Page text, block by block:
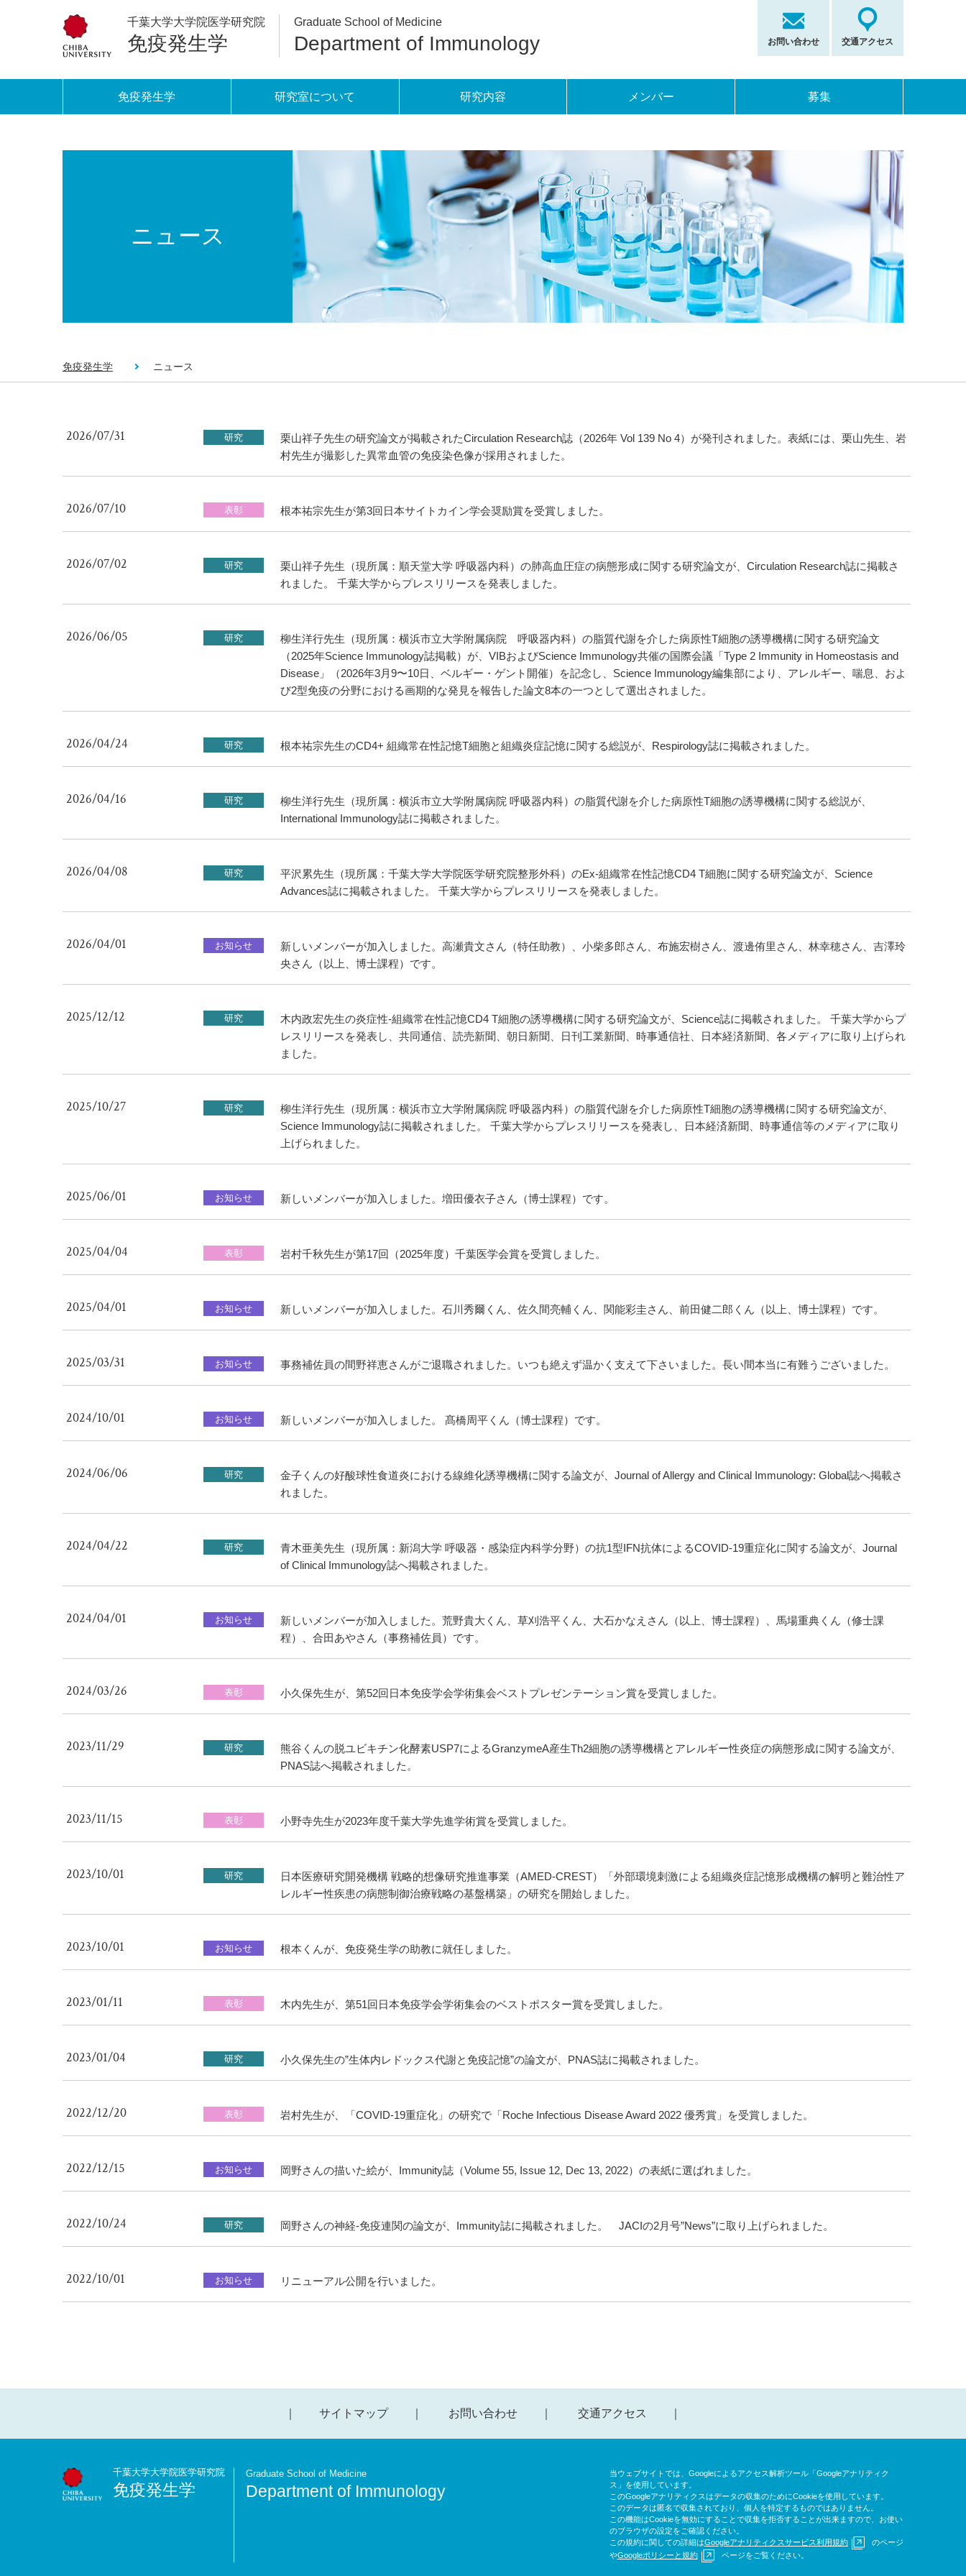
千葉大学大学院医学研究院
免疫発生学
Graduate School of Medicine
Department of Immunology お問い合わせ 交通アクセス
免疫発生学 研究室について 研究内容 メンバー 募集
ニュース
免疫発生学 ニュース
2026/07/31 研究
栗山祥子先生の研究論文が掲載されたCirculation Research誌（2026年 Vol 139 No 4）が発刊されました。表紙には、栗山先生、岩
村先生が撮影した異常血管の免疫染色像が採用されました。
2026/07/10 表彰 根本祐宗先生が第3回日本サイトカイン学会奨励賞を受賞しました。
2026/07/02 研究
栗山祥子先生（現所属：順天堂大学 呼吸器内科）の肺高血圧症の病態形成に関する研究論文が、Circulation Research誌に掲載さ
れました。 千葉大学からプレスリリースを発表しました。
2026/06/05 研究
柳生洋行先生（現所属：横浜市立大学附属病院 呼吸器内科）の脂質代謝を介した病原性T細胞の誘導機構に関する研究論文
（2025年Science Immunology誌掲載）が、VIBおよびScience Immunology共催の国際会議「Type 2 Immunity in Homeostasis and
Disease」（2026年3月9〜10日、ベルギー・ゲント開催）を記念し、Science Immunology編集部により、アレルギー、喘息、およ
び2型免疫の分野における画期的な発見を報告した論文8本の一つとして選出されました。
2026/04/24 研究 根本祐宗先生のCD4+ 組織常在性記憶T細胞と組織炎症記憶に関する総説が、Respirology誌に掲載されました。
2026/04/16 研究
柳生洋行先生（現所属：横浜市立大学附属病院 呼吸器内科）の脂質代謝を介した病原性T細胞の誘導機構に関する総説が、
International Immunology誌に掲載されました。
2026/04/08 研究
平沢累先生（現所属：千葉大学大学院医学研究院整形外科）のEx-組織常在性記憶CD4 T細胞に関する研究論文が、Science
Advances誌に掲載されました。 千葉大学からプレスリリースを発表しました。
2026/04/01 お知らせ
新しいメンバーが加入しました。高瀬貴文さん（特任助教）、小柴多郎さん、布施宏樹さん、渡邊侑里さん、林幸穂さん、吉澤玲
央さん（以上、博士課程）です。
2025/12/12 研究
木内政宏先生の炎症性-組織常在性記憶CD4 T細胞の誘導機構に関する研究論文が、Science誌に掲載されました。 千葉大学からプ
レスリリースを発表し、共同通信、読売新聞、朝日新聞、日刊工業新聞、時事通信社、日本経済新聞、各メディアに取り上げられ
ました。
2025/10/27 研究
柳生洋行先生（現所属：横浜市立大学附属病院 呼吸器内科）の脂質代謝を介した病原性T細胞の誘導機構に関する研究論文が、
Science Immunology誌に掲載されました。 千葉大学からプレスリリースを発表し、日本経済新聞、時事通信等のメディアに取り
上げられました。
2025/06/01 お知らせ 新しいメンバーが加入しました。増田優衣子さん（博士課程）です。
2025/04/04 表彰 岩村千秋先生が第17回（2025年度）千葉医学会賞を受賞しました。
2025/04/01 お知らせ 新しいメンバーが加入しました。石川秀爾くん、佐久間亮輔くん、関能彩圭さん、前田健二郎くん（以上、博士課程）です。
2025/03/31 お知らせ 事務補佐員の間野祥恵さんがご退職されました。いつも絶えず温かく支えて下さいました。長い間本当に有難うございました。
2024/10/01 お知らせ 新しいメンバーが加入しました。 髙橋周平くん（博士課程）です。
2024/06/06 研究
金子くんの好酸球性食道炎における線維化誘導機構に関する論文が、Journal of Allergy and Clinical Immunology: Global誌へ掲載さ
れました。
2024/04/22 研究
青木亜美先生（現所属：新潟大学 呼吸器・感染症内科学分野）の抗1型IFN抗体によるCOVID-19重症化に関する論文が、Journal
of Clinical Immunology誌へ掲載されました。
2024/04/01 お知らせ
新しいメンバーが加入しました。荒野貴大くん、草刈浩平くん、大石かなえさん（以上、博士課程）、馬場重典くん（修士課
程）、合田あやさん（事務補佐員）です。
2024/03/26 表彰 小久保先生が、第52回日本免疫学会学術集会ベストプレゼンテーション賞を受賞しました。
2023/11/29 研究
熊谷くんの脱ユビキチン化酵素USP7によるGranzymeA産生Th2細胞の誘導機構とアレルギー性炎症の病態形成に関する論文が、
PNAS誌へ掲載されました。
2023/11/15 表彰 小野寺先生が2023年度千葉大学先進学術賞を受賞しました。
2023/10/01 研究
日本医療研究開発機構 戦略的想像研究推進事業（AMED-CREST）「外部環境刺激による組織炎症記憶形成機構の解明と難治性ア
レルギー性疾患の病態制御治療戦略の基盤構築」の研究を開始しました。
2023/10/01 お知らせ 根本くんが、免疫発生学の助教に就任しました。
2023/01/11 表彰 木内先生が、第51回日本免疫学会学術集会のベストポスター賞を受賞しました。
2023/01/04 研究 小久保先生の”生体内レドックス代謝と免疫記憶”の論文が、PNAS誌に掲載されました。
2022/12/20 表彰 岩村先生が、「COVID-19重症化」の研究で「Roche Infectious Disease Award 2022 優秀賞」を受賞しました。
2022/12/15 お知らせ 岡野さんの描いた絵が、Immunity誌（Volume 55, Issue 12, Dec 13, 2022）の表紙に選ばれました。
2022/10/24 研究 岡野さんの神経-免疫連関の論文が、Immunity誌に掲載されました。 JACIの2月号”News”に取り上げられました。
2022/10/01 お知らせ リニューアル公開を行いました。
サイトマップ お問い合わせ 交通アクセス
千葉大学大学院医学研究院
免疫発生学
Graduate School of Medicine
Department of Immunology
当ウェブサイトでは、Googleによるアクセス解析ツール「Googleアナリティク
ス」を使用しています。
このGoogleアナリティクスはデータの収集のためにCookieを使用しています。
このデータは匿名で収集されており、個人を特定するものではありません。
この機能はCookieを無効にすることで収集を拒否することが出来ますので、お使い
のブラウザの設定をご確認ください。
この規約に関しての詳細はGoogleアナリティクスサービス利用規約
のページ
やGoogleポリシーと規約 ページをご覧ください。